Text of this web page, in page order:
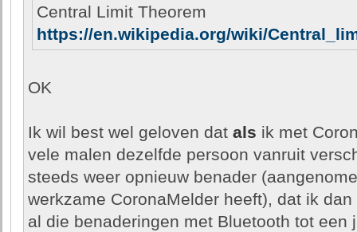
Central Limit Theorem
https://en.wikipedia.org/wiki/
OK
Ik wil best wel geloven dat als ik met
vele malen dezelfde persoon vanruit
steeds weer opnieuw benader
werkzame CoronaMelder heeft), dat ik
al die benaderingen met Bluetooth tot een